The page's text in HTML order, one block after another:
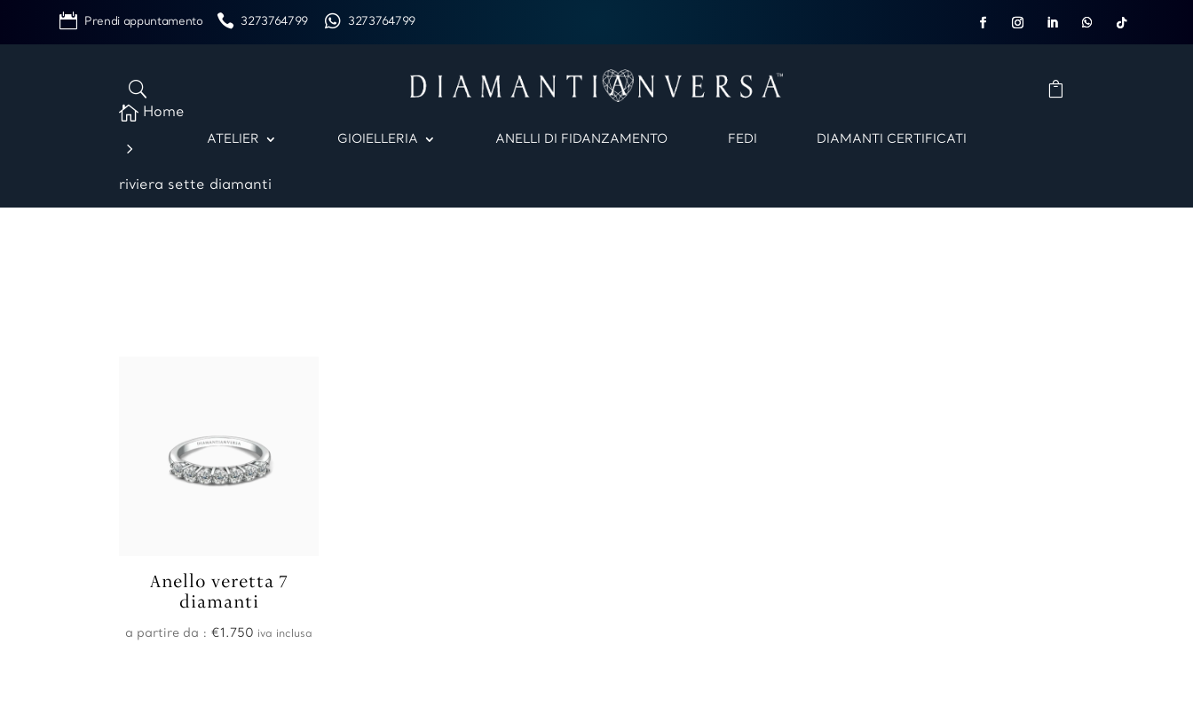
Prendi appuntamento 3273764799 3273764799
ATELIER GIOIELLERIA ANELLI DI FIDANZAMENTO FEDI DIAMANTI CERTIFICATI
 Home
5
riviera sette diamanti
Anello veretta 7
diamanti
a partire da :€1.750 iva inclusa